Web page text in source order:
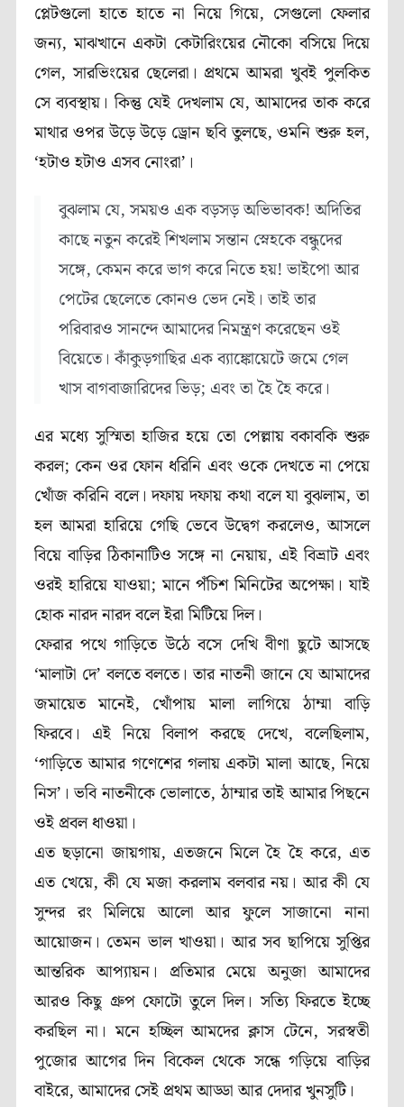
প্লেটগুলো হাতে হাতে না নিয়ে গিয়ে, সেগুলো ফেলার
জন্য, মাঝখানে একটা কেটারিংয়ের নৌকো বসিয়ে দিয়ে
গেল, সারভিংয়ের ছেলেরা। প্রথমে আমরা খুবই পুলকিত
সে ব্যবস্থায়। কিন্তু যেই দেখলাম যে, আমাদের তাক করে
মাথার ওপর উড়ে উড়ে ড্রোন ছবি তুলছে, ওমনি শুরু হল,
‘হটাও হটাও এসব নোংরা’।
বুঝলাম যে, সময়ও এক বড়সড় অভিভাবক! অদিতির
কাছে নতুন করেই শিখলাম সন্তান স্নেহকে বন্ধুদের
সঙ্গে, কেমন করে ভাগ করে নিতে হয়! ভাইপো আর
পেটের ছেলেতে কোনও ভেদ নেই। তাই তার
পরিবারও সানন্দে আমাদের নিমন্ত্রণ করেছেন ওই
বিয়েতে। কাঁকুড়গাছির এক ব্যাঙ্কোয়েটে জমে গেল
খাস বাগবাজারিদের ভিড়; এবং তা হৈ হৈ করে।
এর মধ্যে সুস্মিতা হাজির হয়ে তো পেল্লায় বকাবকি শুরু
করল; কেন ওর ফোন ধরিনি এবং ওকে দেখতে না পেয়ে
খোঁজ করিনি বলে। দফায় দফায় কথা বলে যা বুঝলাম, তা
হল আমরা হারিয়ে গেছি ভেবে উদ্বেগ করলেও, আসলে
বিয়ে বাড়ির ঠিকানাটিও সঙ্গে না নেয়ায়, এই বিভ্রাট এবং
ওরই হারিয়ে যাওয়া; মানে পঁচিশ মিনিটের অপেক্ষা। যাই
হোক নারদ নারদ বলে ইরা মিটিয়ে দিল।
ফেরার পথে গাড়িতে উঠে বসে দেখি বীণা ছুটে আসছে
‘মালাটা দে’ বলতে বলতে। তার নাতনী জানে যে আমাদের
জমায়েত মানেই, খোঁপায় মালা লাগিয়ে ঠাম্মা বাড়ি
ফিরবে। এই নিয়ে বিলাপ করছে দেখে, বলেছিলাম,
‘গাড়িতে আমার গণেশের গলায় একটা মালা আছে, নিয়ে
নিস’। ভবি নাতনীকে ভোলাতে, ঠাম্মার তাই আমার পিছনে
ওই প্রবল ধাওয়া।
এত ছড়ানো জায়গায়, এতজনে মিলে হৈ হৈ করে, এত
এত খেয়ে, কী যে মজা করলাম বলবার নয়। আর কী যে
সুন্দর রং মিলিয়ে আলো আর ফুলে সাজানো নানা
আয়োজন। তেমন ভাল খাওয়া। আর সব ছাপিয়ে সুপ্তির
আন্তরিক আপ্যায়ন। প্রতিমার মেয়ে অনুজা আমাদের
আরও কিছু গ্রুপ ফোটো তুলে দিল। সত্যি ফিরতে ইচ্ছে
করছিল না। মনে হচ্ছিল আমদের ক্লাস টেনে, সরস্বতী
পুজোর আগের দিন বিকেল থেকে সন্ধে গড়িয়ে বাড়ির
বাইরে, আমাদের সেই প্রথম আড্ডা আর দেদার খুনসুটি।